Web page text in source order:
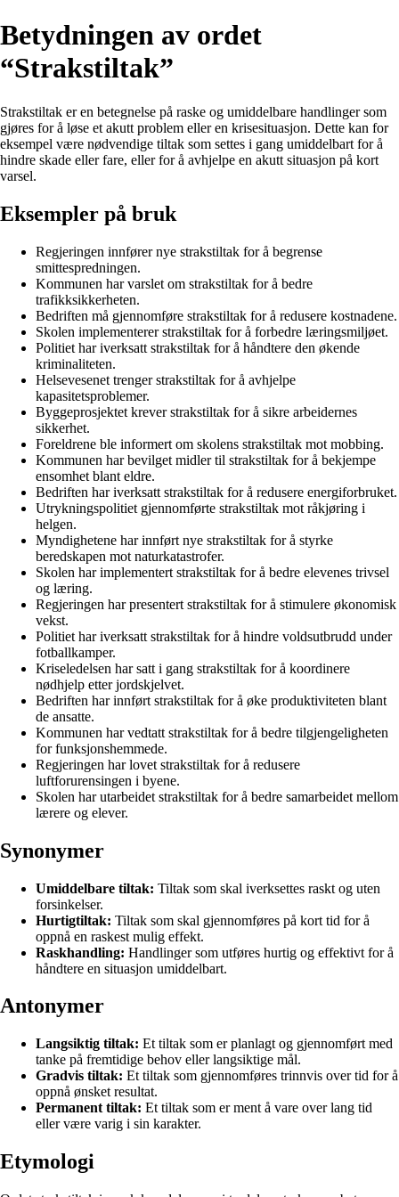
Betydningen av ordet
“Strakstiltak”
Strakstiltak er en betegnelse på raske og umiddelbare handlinger som
gjøres for å løse et akutt problem eller en krisesituasjon. Dette kan for
eksempel være nødvendige tiltak som settes i gang umiddelbart for å
hindre skade eller fare, eller for å avhjelpe en akutt situasjon på kort
varsel.
Eksempler på bruk
Regjeringen innfører nye strakstiltak for å begrense
smittespredningen.
Kommunen har varslet om strakstiltak for å bedre
trafikksikkerheten.
Bedriften må gjennomføre strakstiltak for å redusere kostnadene.
Skolen implementerer strakstiltak for å forbedre læringsmiljøet.
Politiet har iverksatt strakstiltak for å håndtere den økende
kriminaliteten.
Helsevesenet trenger strakstiltak for å avhjelpe
kapasitetsproblemer.
Byggeprosjektet krever strakstiltak for å sikre arbeidernes
sikkerhet.
Foreldrene ble informert om skolens strakstiltak mot mobbing.
Kommunen har bevilget midler til strakstiltak for å bekjempe
ensomhet blant eldre.
Bedriften har iverksatt strakstiltak for å redusere energiforbruket.
Utrykningspolitiet gjennomførte strakstiltak mot råkjøring i
helgen.
Myndighetene har innført nye strakstiltak for å styrke
beredskapen mot naturkatastrofer.
Skolen har implementert strakstiltak for å bedre elevenes trivsel
og læring.
Regjeringen har presentert strakstiltak for å stimulere økonomisk
vekst.
Politiet har iverksatt strakstiltak for å hindre voldsutbrudd under
fotballkamper.
Kriseledelsen har satt i gang strakstiltak for å koordinere
nødhjelp etter jordskjelvet.
Bedriften har innført strakstiltak for å øke produktiviteten blant
de ansatte.
Kommunen har vedtatt strakstiltak for å bedre tilgjengeligheten
for funksjonshemmede.
Regjeringen har lovet strakstiltak for å redusere
luftforurensingen i byene.
Skolen har utarbeidet strakstiltak for å bedre samarbeidet mellom
lærere og elever.
Synonymer
Umiddelbare tiltak: Tiltak som skal iverksettes raskt og uten
forsinkelser.
Hurtigtiltak: Tiltak som skal gjennomføres på kort tid for å
oppnå en raskest mulig effekt.
Raskhandling: Handlinger som utføres hurtig og effektivt for å
håndtere en situasjon umiddelbart.
Antonymer
Langsiktig tiltak: Et tiltak som er planlagt og gjennomført med
tanke på fremtidige behov eller langsiktige mål.
Gradvis tiltak: Et tiltak som gjennomføres trinnvis over tid for å
oppnå ønsket resultat.
Permanent tiltak: Et tiltak som er ment å vare over lang tid
eller være varig i sin karakter.
Etymologi